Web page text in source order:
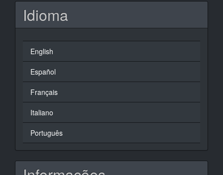
Idioma
English
Español
Français
Italiano
Português